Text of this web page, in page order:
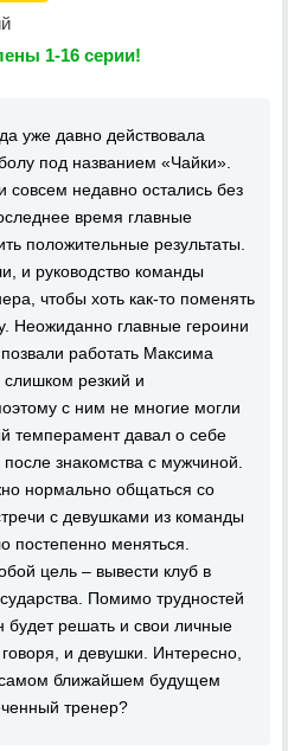
1-16 серии!
уже давно действовала
под названием «Чайки».
совсем недавно остались без
время главные
положительные результаты.
и руководство команды
чтобы хоть как-то поменять
Неожиданно главные героини
работать Максима
резкий и
с ним не многие могли
темперамент давал о себе
знакомства с мужчиной.
нормально общаться со
с девушками из команды
постепенно меняться.
цель – вывести клуб в
Помимо трудностей
решать и свои личные
и девушки. Интересно,
самом ближайшем будущем
тренер?